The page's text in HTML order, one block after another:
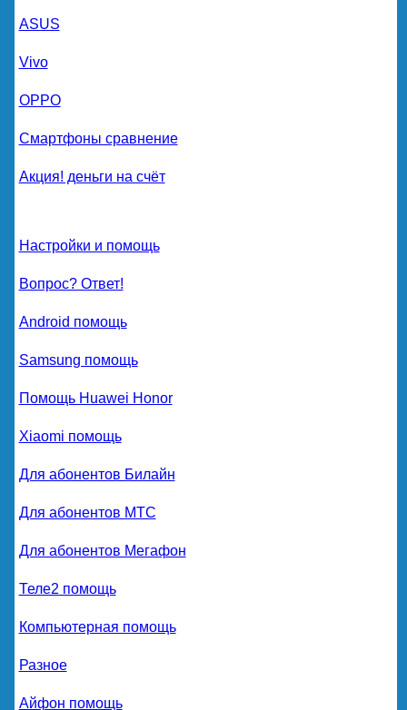
ASUS
Vivo
OPPO
Смартфоны сравнение
Акция! деньги на счёт
Настройки и помощь
Вопрос? Ответ!
Android помощь
Samsung помощь
Помощь Huawei Honor
Xiaomi помощь
Для абонентов Билайн
Для абонентов МТС
Для абонентов Мегафон
Теле2 помощь
Компьютерная помощь
Разное
Айфон помощь